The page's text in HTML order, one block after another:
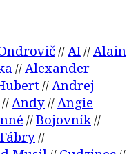
//AI//Alain
//Alexander
//Andrej
//Andy//Angie
//Bojovník//
//